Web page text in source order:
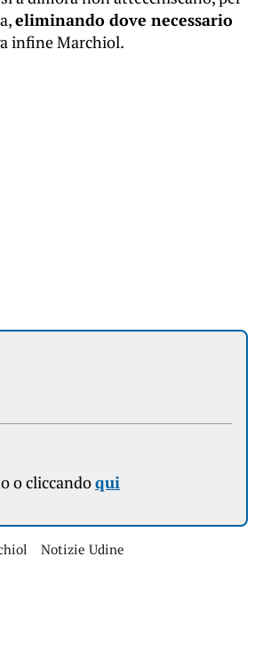
eliminando dove necessario
infine Marchiol.
o cliccandoqui
Notizie Udine